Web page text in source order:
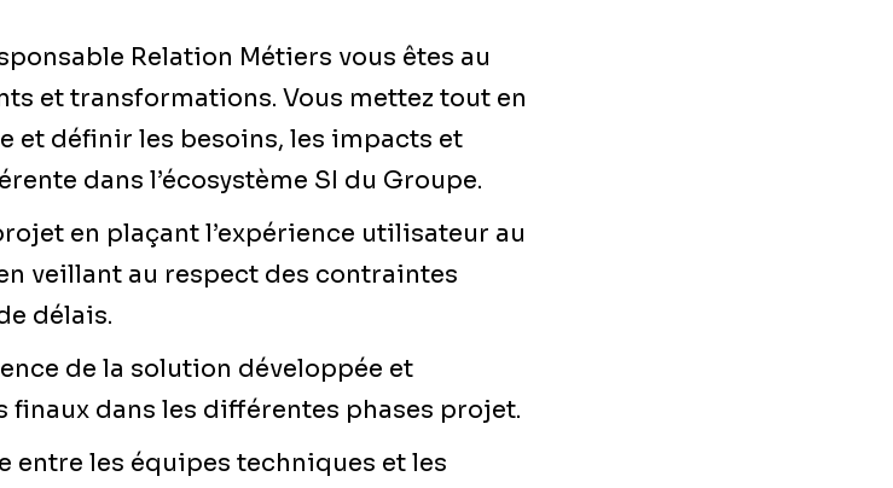
Relation Métiers vous êtes au
et transformations. Vous mettez tout en
définir les besoins, les impacts et
dans l’écosystème SI du Groupe.
en plaçant l’expérience utilisateur au
veillant au respect des contraintes
délais.
de la solution développée et
dans les différentes phases projet.
entre les équipes techniques et les